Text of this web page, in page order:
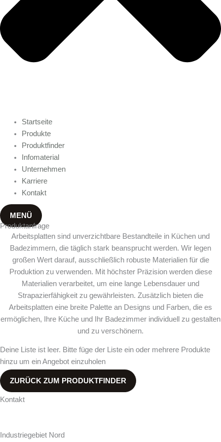
Startseite
Produkte
Produktfinder
Infomaterial
Unternehmen
Karriere
Kontakt
MENÜ
Produktanfrage
Arbeitsplatten sind unverzichtbare Bestandteile in Küchen und
Badezimmern, die täglich stark beansprucht werden. Wir legen
großen Wert darauf, ausschließlich robuste Materialien für die
Produktion zu verwenden. Mit höchster Präzision werden diese
Materialien verarbeitet, um eine lange Lebensdauer und
Strapazierfähigkeit zu gewährleisten. Zusätzlich bieten die
Arbeitsplatten eine breite Palette an Designs und Farben, die es
ermöglichen, Ihre Küche und Ihr Badezimmer individuell zu gestalten
und zu verschönern.
Deine Liste ist leer. Bitte füge der Liste ein oder mehrere Produkte
hinzu um ein Angebot einzuholen
ZURÜCK ZUM PRODUKTFINDER
Kontakt
Industriegebiet Nord